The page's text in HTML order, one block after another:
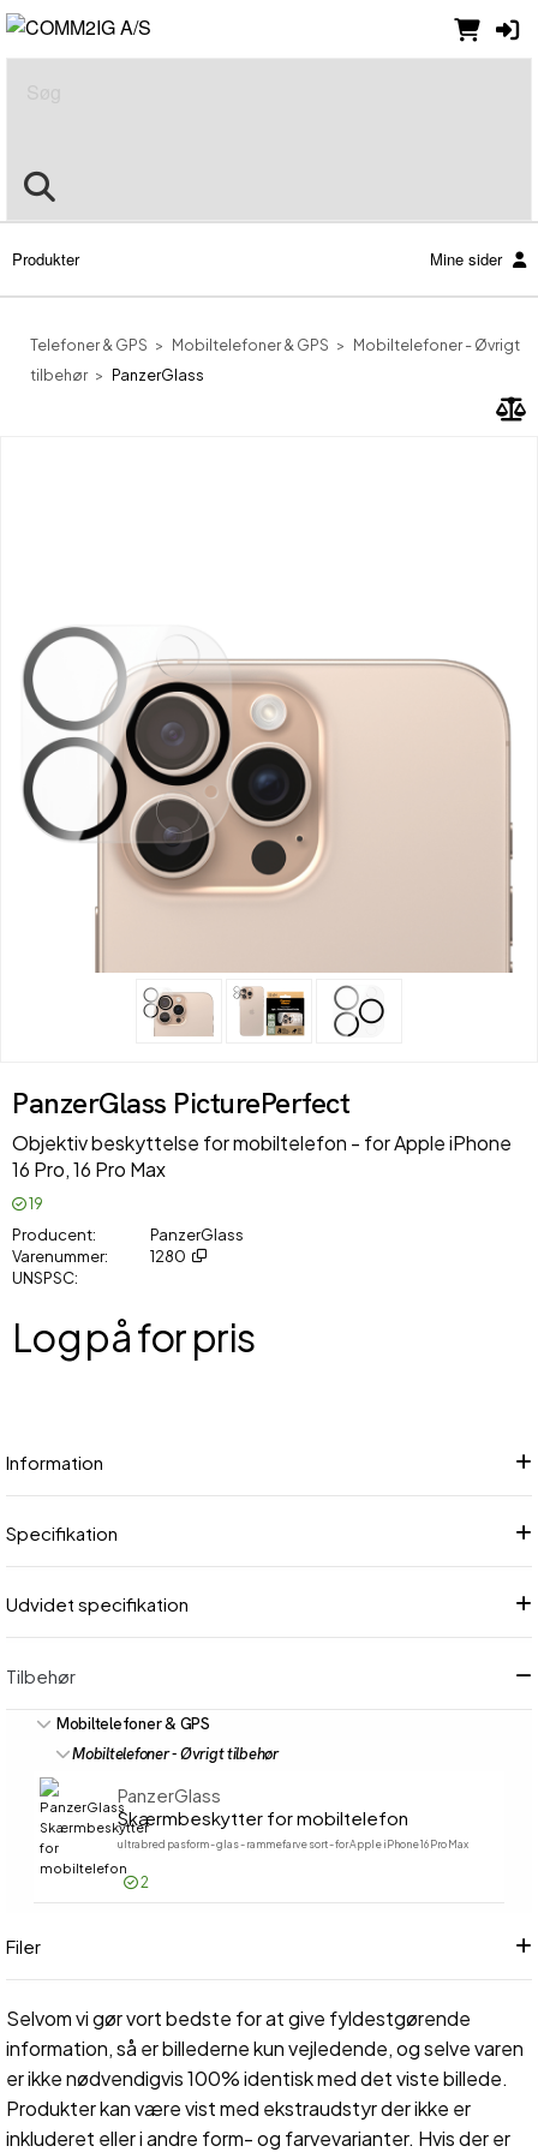
Produkter Mine sider
Telefoner & GPS Mobiltelefoner & GPS
Mobiltelefoner - Øvrigt
tilbehør
PanzerGlass
PanzerGlass PicturePerfect
Objektiv beskyttelse for mobiltelefon - for Apple iPhone
16 Pro, 16 Pro Max
19
Producent
PanzerGlass
Varenummer
1280
UNSPSC
Log på for pris
Information
Specifikation
Udvidet specifikation
Tilbehør
Mobiltelefoner & GPS
Mobiltelefoner - Øvrigt tilbehør
PanzerGlass
Skærmbeskytter for mobiltelefon
ultrabred pasform - glas - rammefarve sort - for Apple iPhone 16 Pro Max
2
Filer
Selvom vi gør vort bedste for at give fyldestgørende
information, så er billederne kun vejledende, og selve varen
er ikke nødvendigvis 100% identisk med det viste billede.
Produkter kan være vist med ekstraudstyr der ikke er
inkluderet eller i andre form- og farvevarianter. Hvis der er